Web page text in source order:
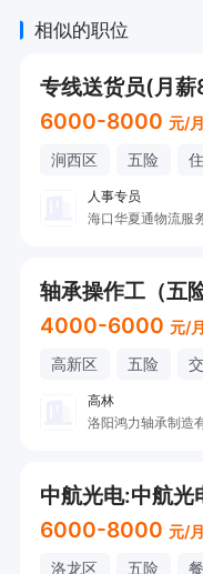
相似的职位
专线送货员(月薪
6000-8000 元/月
涧西区 五险
人事专员
海口华夏通物流服
轴承操作工（五
4000-6000 元/月
高新区 五险
高林
洛阳鸿力轴承制造
中航光电:中航光
6000-8000 元/月
洛龙区 五险